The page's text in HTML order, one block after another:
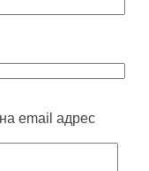
email адрес